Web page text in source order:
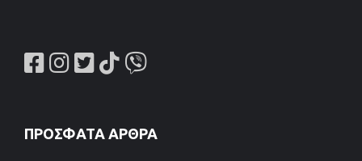
ΠΡΌΣΦΑΤΑ ΆΡΘΡΑ